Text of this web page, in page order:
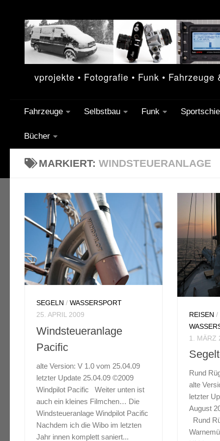
vprojekte • Fotografie • Funk •
Fahrzeuge Selbstbau Funk
Bücher
MARKIERT: WINDSTEUERANLAGE
SEGELN / WASSERSPORT
25. APRIL 2009
Windsteueranlage
Pacific
alte Version: V 1.0 vom 25.04.09
letzter Update 25.04.09 ©2009
Windpilot Pacific Weiter unten ist
auch ein kleines Filmchen… Die
Windsteueranlage Windpilot Pacific
Nachdem ich die Wibo im letzten
Jahr innen komplett saniert...
REISEN /
1. MÄRZ
Rund
alte
letzter
August
Rund